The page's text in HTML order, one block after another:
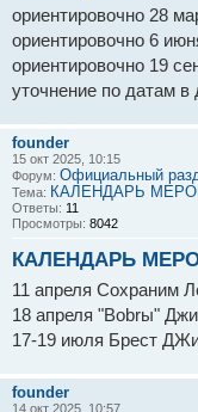
ориентировочно 28
ориентировочно 6
ориентировочно 19
уточнение по датам в
founder
15 окт 2025, 10:15
Форум: Официальный
Тема: КАЛЕНДАРЬ
Ответы: 11
Просмотры: 8042
КАЛЕНДАРЬ
11 апреля Сохраним
18 апреля "Bobrы"
17-19 июля Брест
founder
14 окт 2025, 10:57